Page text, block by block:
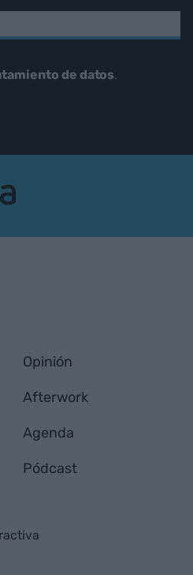
de datos.
Opinión
Afterwork
Agenda
Pódcast